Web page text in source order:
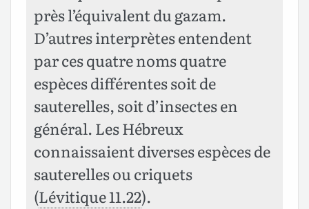
près l’équivalent du gazam.
D’autres interprètes entendent
par ces quatre noms quatre
espèces différentes soit de
sauterelles, soit d’insectes en
général. Les Hébreux
connaissaient diverses espèces de
sauterelles ou criquets
(Lévitique 11.22).